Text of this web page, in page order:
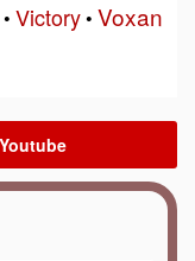
• Victory• Voxan